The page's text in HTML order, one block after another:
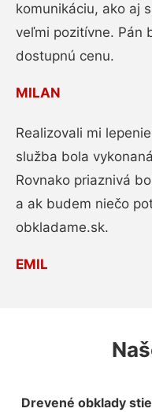
komunikáciu, ako aj
veľmi pozitívne. Pán
dostupnú cenu.
MILAN
Realizovali mi
služba bola
Rovnako priaznivá
a ak budem niečo
obkladame.sk.
EMIL
Drevené obklady